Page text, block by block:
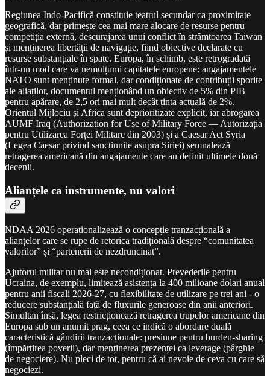
Regiunea Indo-Pacifică constituie teatrul secundar ca proximitate
geografică, dar primește cea mai mare alocare de resurse pentru
competiția externă, descurajarea unui conflict în strâmtoarea Taiwan
și menținerea libertății de navigație, fiind obiective declarate cu
resurse substanțiale în spate. Europa, în schimb, este retrogradată
într-un mod care va nemulțumi capitatele europene: angajamentele
NATO sunt menținute formal, dar condiționate de contribuții sporite
ale aliaților, documentul menționând un obiectiv de 5% din PIB
pentru apărare, de 2,5 ori mai mult decât ținta actuală de 2%.
Orientul Mijlociu și Africa sunt deprioritizate explicit, iar abrogarea
AUMF Iraq (Authorization for Use of Military Force — Autorizația
pentru Utilizarea Forței Militare din 2003) și a Caesar Act Syria
(Legea Caesar privind sancțiunile asupra Siriei) semnalează
retragerea americană din angajamente care au definit ultimele două
decenii.
Alianțele ca instrumente, nu valori
NDAA 2026 operaționalizează o concepție tranzacțională a
alianțelor care se rupe de retorica tradițională despre “comunitatea
valorilor” și “partenerii de nezdruncinat”.
Ajutorul militar nu mai este necondiționat. Prevederile pentru
Ucraina, de exemplu, limitează asistența la 400 milioane dolari anual
pentru anii fiscali 2026-27, cu flexibilitate de utilizare pe trei ani - o
reducere substanțială față de fluxurile generoase din anii anteriori.
Simultan însă, legea restricționează retragerea trupelor americane din
Europa sub un anumit prag, ceea ce indică o abordare duală
caracteristică gândirii tranzacționale: presiune pentru burden-sharing
(împărțirea poverii), dar menținerea prezenței ca leverage (pârghie
de negociere). Nu pleci de tot, pentru că ai nevoie de ceva cu care să
negociezi.